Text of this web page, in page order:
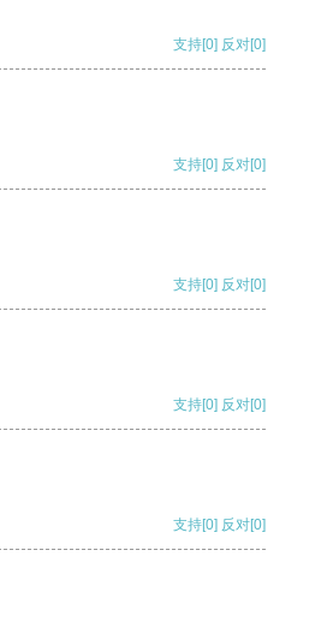
支持[0] 反对[0]
支持[0] 反对[0]
支持[0] 反对[0]
支持[0] 反对[0]
支持[0] 反对[0]